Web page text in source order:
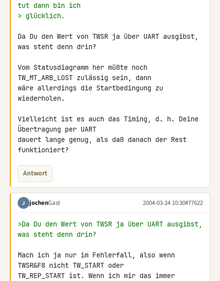
tut dann bin ich
> glücklich.
Da Du den Wert von TWSR ja über UART ausgibst,
was steht denn drin?
Vom Statusdiagramm her müßte noch
TW_MT_ARB_LOST zulässig sein, dann
wäre allerdings die Startbedingung zu
wiederholen.
Vielleicht ist es auch das Timing, d. h. Deine
Übertragung per UART
dauert lange genug, als daß danach der Rest
funktioniert?
Antwort
J jochenGast 2004-03-24 10:30#77622
>Da Du den Wert von TWSR ja über UART ausgibst,
was steht denn drin?
Mach ich ja nur im Fehlerfall, also wenn
TWSR&F8 nicht TW_START oder
TW_REP_START ist. Wenn ich mir das immer